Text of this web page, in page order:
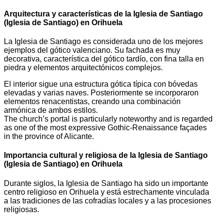
Arquitectura y características de la Iglesia de Santiago
(Iglesia de Santiago) en Orihuela
La Iglesia de Santiago es considerada uno de los mejores
ejemplos del gótico valenciano. Su fachada es muy
decorativa, característica del gótico tardío, con fina talla en
piedra y elementos arquitectónicos complejos.
El interior sigue una estructura gótica típica con bóvedas
elevadas y varias naves. Posteriormente se incorporaron
elementos renacentistas, creando una combinación
armónica de ambos estilos.
The church’s portal is particularly noteworthy and is regarded
as one of the most expressive Gothic-Renaissance façades
in the province of Alicante.
Importancia cultural y religiosa de la Iglesia de Santiago
(Iglesia de Santiago) en Orihuela
Durante siglos, la Iglesia de Santiago ha sido un importante
centro religioso en Orihuela y está estrechamente vinculada
a las tradiciones de las cofradías locales y a las procesiones
religiosas.